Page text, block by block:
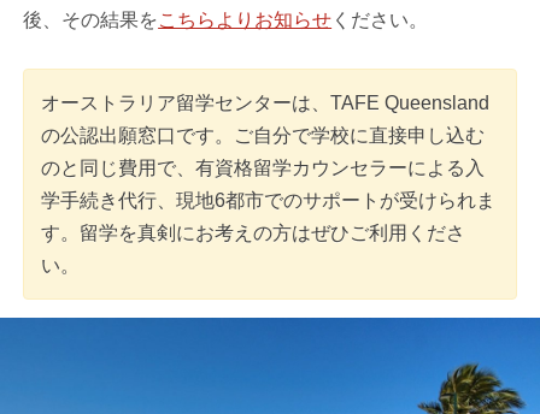
後、その結果をこちらよりお知らせ ください。
オーストラリア留学センターは、TAFE Queensland
の公認出願窓口です。ご自分で学校に直接申し込む
のと同じ費用で、有資格留学カウンセラーによる入
学手続き代行、現地6都市でのサポートが受けられま
す。留学を真剣にお考えの方はぜひご利用くださ
い。